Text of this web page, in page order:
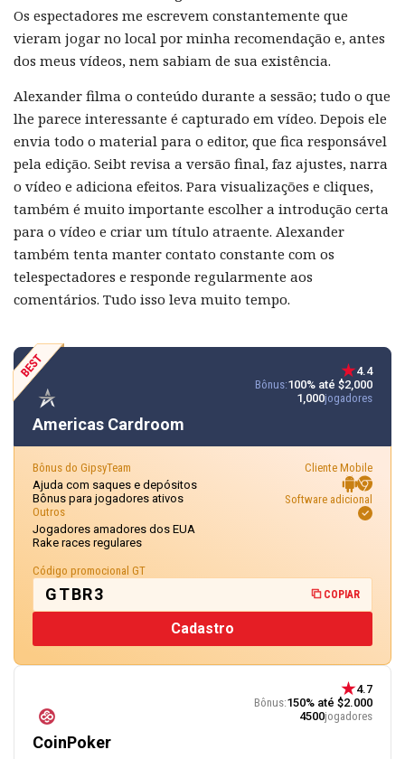
Os espectadores me escrevem constantemente que
vieram jogar no local por minha recomendação e, antes
dos meus vídeos, nem sabiam de sua existência.
Alexander filma o conteúdo durante a sessão; tudo o que
lhe parece interessante é capturado em vídeo. Depois ele
envia todo o material para o editor, que fica responsável
pela edição. Seibt revisa a versão final, faz ajustes, narra
o vídeo e adiciona efeitos. Para visualizações e cliques,
também é muito importante escolher a introdução certa
para o vídeo e criar um título atraente. Alexander
também tenta manter contato constante com os
telespectadores e responde regularmente aos
comentários. Tudo isso leva muito tempo.
CoinPoker
4.7
Bônus:150% até $2.000
4500jogadores
Americas Cardroom
4.4
Bônus:100% até $2,000
1,000jogadores
Bônus do GipsyTeam
Ajuda com saques e depósitos
Bônus para jogadores ativos
Outros
Jogadores amadores dos EUA
Rake races regulares
Cliente Mobile
Software adicional
Código promocional GT
GTBR3 COPIAR
Cadastro